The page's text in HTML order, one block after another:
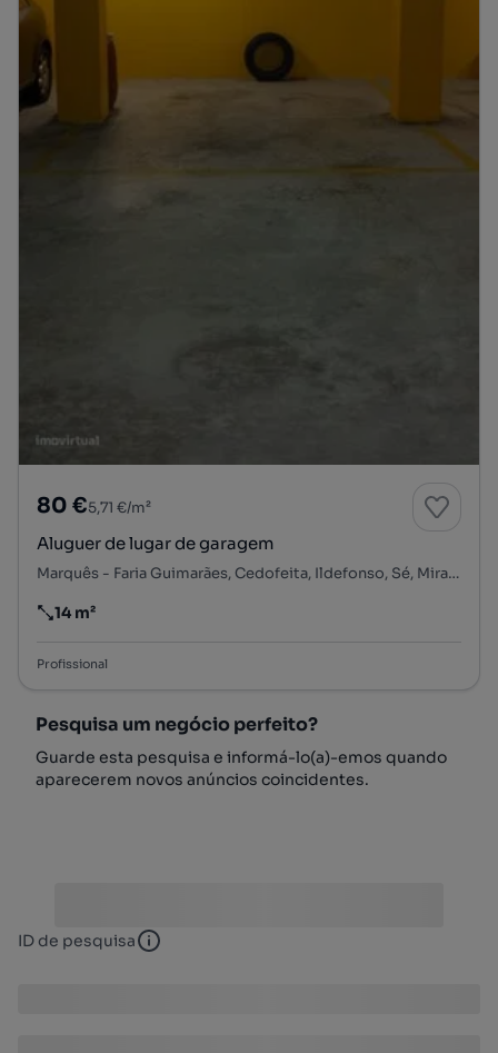
80 €5,71 €/m²
Aluguer de lugar de garagem
Marquês - Faria Guimarães, Cedofeita, Ildefonso, Sé, Miragaia, Nicolau, Vitória, Porto, Porto
Preço por metro quadrado
14 m²
Profissional
Pesquisa um negócio perfeito?
Guarde esta pesquisa e informá-lo(a)-emos quando
aparecerem novos anúncios coincidentes.
ID de pesquisa ID de pesquisa